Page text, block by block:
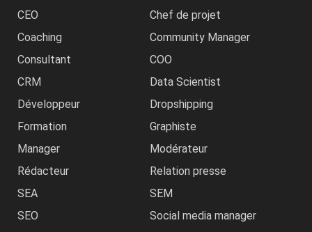
CEO
Chef de projet
Coaching
Community Manager
Consultant
COO
CRM
Data Scientist
Développeur
Dropshipping
Formation
Graphiste
Manager
Modérateur
Rédacteur
Relation presse
SEA
SEM
SEO
Social media manager